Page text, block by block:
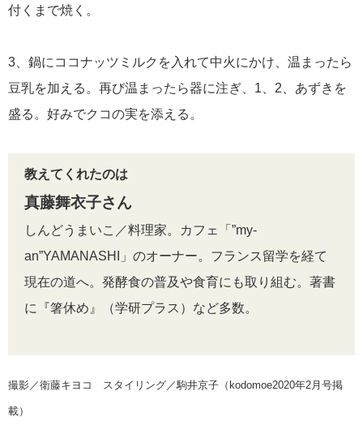
付くまで焼く。
3、鍋にココナッツミルクを入れて中火にかけ、温まったら
豆乳を加える。再び温まったら器に注ぎ、1、2、あずきを
盛る。好みでクコの実を添える。
教えてくれたのは
真藤舞衣子さん
しんどうまいこ／料理家。カフェ「”my-
an”YAMANASHI」のオーナー。フランス留学を経て
現在の道へ。発酵食の普及や食育にも取り組む。著書
に『箸休め』（学研プラス）など多数。
撮影／衛藤キヨコ スタイリング／駒井京子（kodomoe2020年2月号掲
載）